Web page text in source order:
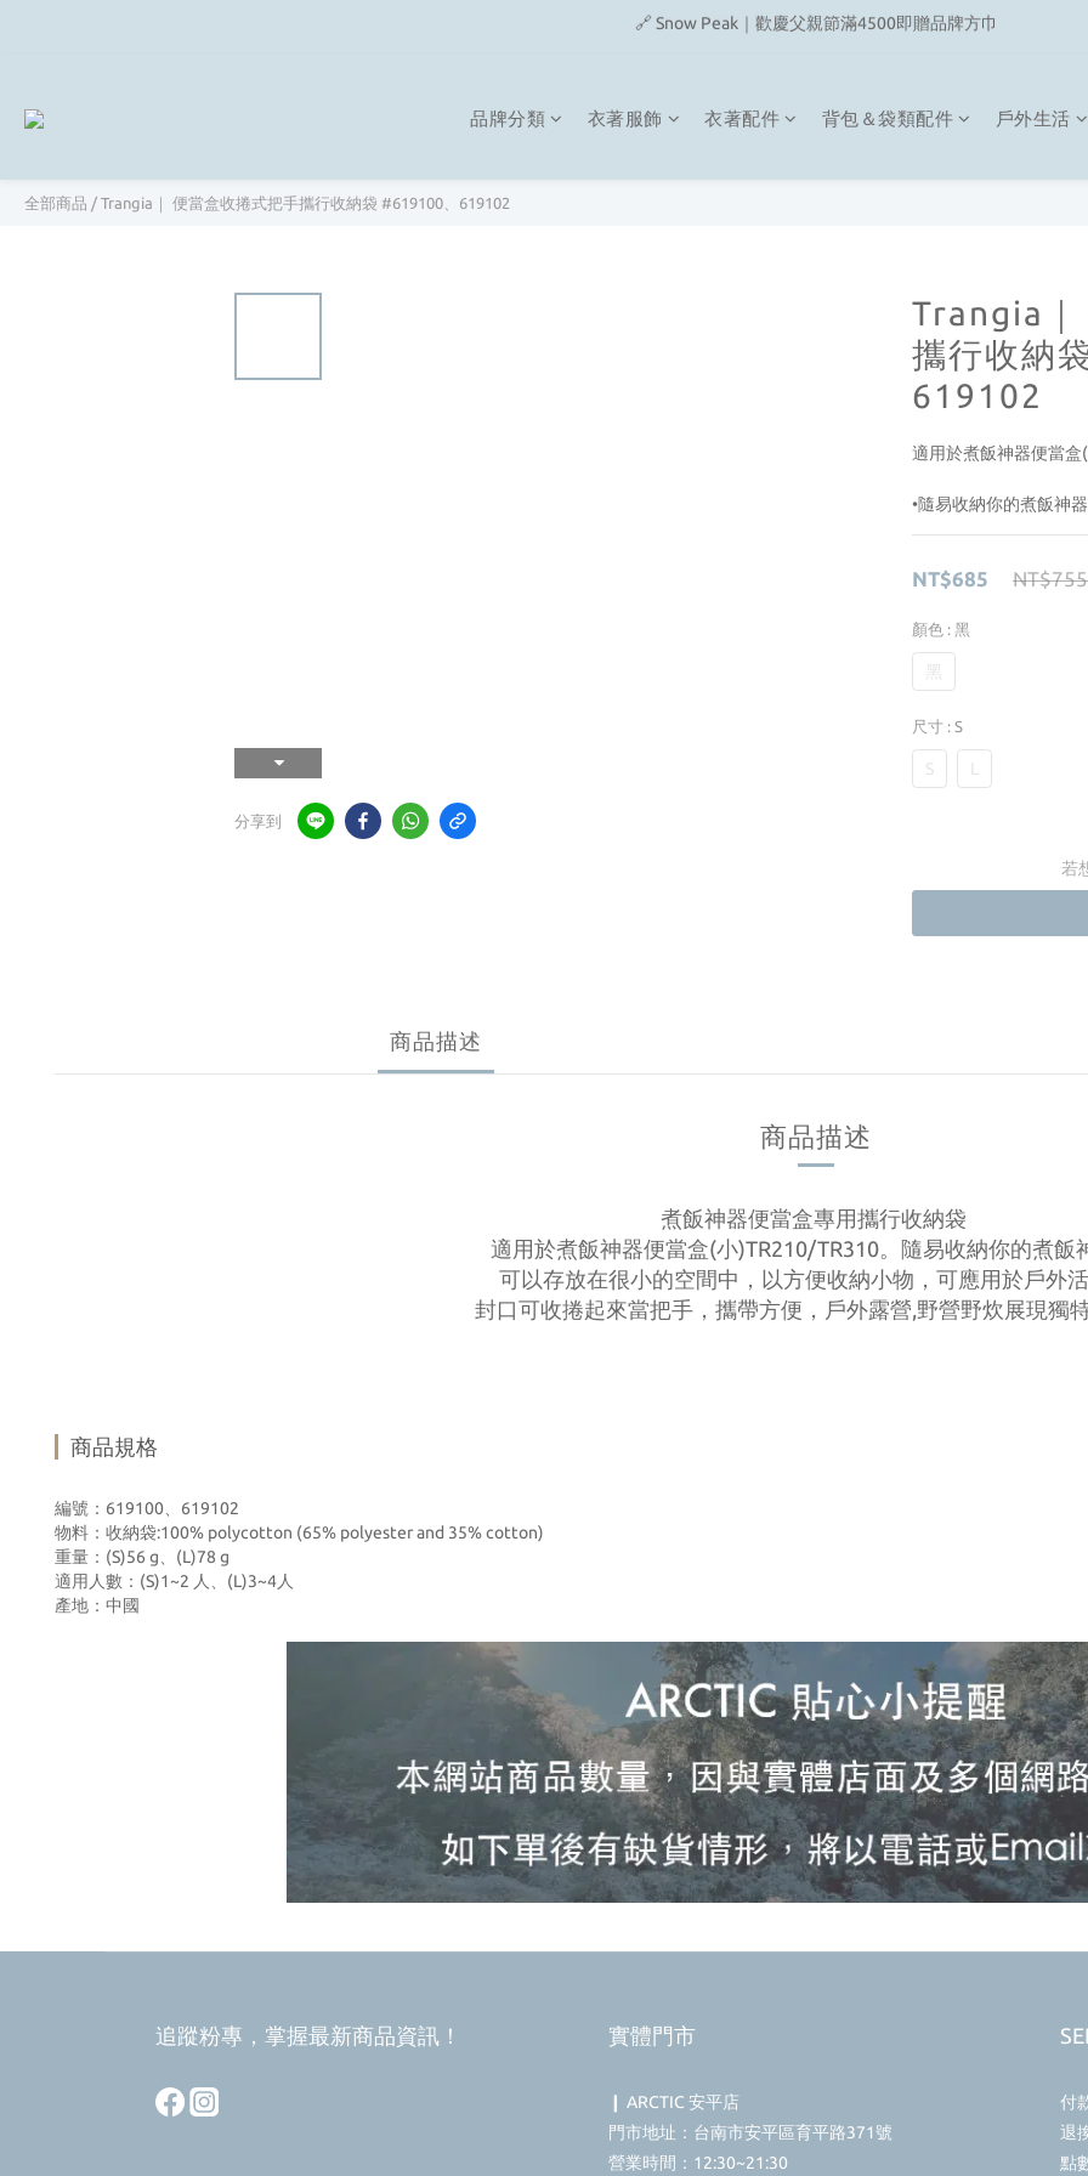
🔗 Snow Peak｜歡慶父親節滿4500即贈品牌方巾
品牌分類 衣著服飾 衣著配件 背包＆袋類配件 戶外生活
全部商品 / Trangia｜ 便當盒收捲式把手攜行收納袋 #619100、619102
分享到
Trangia｜
攜行收納
619102
適用於煮飯神器便當盒
•隨易收納你的煮飯神器
NT$755
NT$685
顏色 : 黑
尺寸 : S
S
若
商品描述
商品描述
煮飯神器便當盒專用攜行收納袋
適用於煮飯神器便當盒(小)TR210/TR310。隨易收納你的煮飯
可以存放在很小的空間中，以方便收納小物，可應用於戶外活
封口可收捲起來當把手，攜帶方便，戶外露營,野營野炊展現獨
商品規格
編號：619100、619102
物料： 收納袋:100% polycotton (65% polyester and 35% cotton)
重量：(S)56 g、(L)78 g
適用人數：(S)1~2 人、(L)3~4人
產地：中國
追蹤粉專，掌握最新商品資訊！ 實體門市
❙ ARCTIC 安平店
門市地址：台南市安平區育平路371號
營業時間：12:30~21:30
付
退
點